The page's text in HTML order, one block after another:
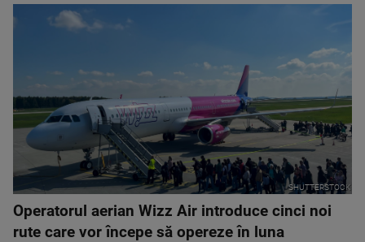
SHUTTERSTOCK
Operatorul aerian Wizz Air introduce cinci noi
rute care vor începe să opereze în luna